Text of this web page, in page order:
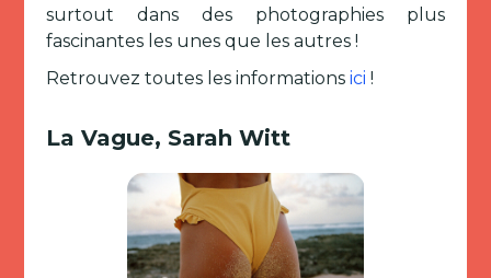
surtout dans des photographies plus
fascinantes les unes que les autres !
Retrouvez toutes les informationsici !
La Vague, Sarah Witt